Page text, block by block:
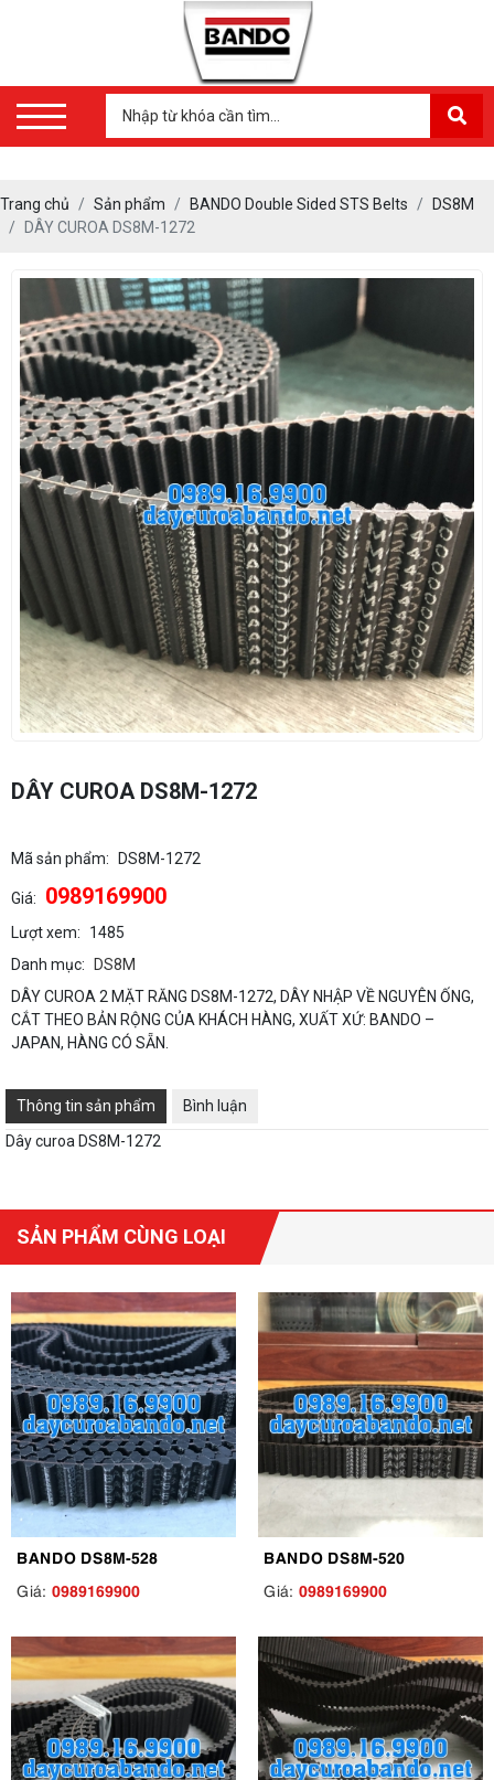
Trang chủ Sản phẩm BANDO Double Sided STS Belts
DS8M
DÂY CUROA DS8M-1272
DÂY CUROA DS8M-1272
Mã sản phẩm: DS8M-1272
Giá: 0989169900
Lượt xem:
1485
Danh mục:
DS8M
DÂY CUROA 2 MẶT RĂNG DS8M-1272, DÂY NHẬP VỀ NGUYÊN ỐNG,
CẮT THEO BẢN RỘNG CỦA KHÁCH HÀNG, XUẤT XỨ: BANDO –
JAPAN, HÀNG CÓ SẴN.
Thông tin sản phẩm
Bình luận
Dây curoa DS8M-1272
SẢN PHẨM CÙNG LOẠI
BANDO DS8M-528
Giá: 0989169900
BANDO DS8M-520
Giá: 0989169900